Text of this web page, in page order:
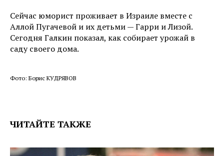
Сейчас юморист проживает в Израиле вместе с
Аллой Пугачевой и их детьми — Гарри и Лизой.
Сегодня Галкин показал, как собирает урожай в
саду своего дома.
Фото: Борис КУДРЯВОВ
ЧИТАЙТЕ ТАКЖЕ